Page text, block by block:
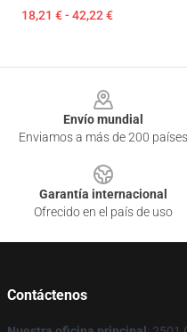
18,21 € - 42,22 €
Envío mundial
Enviamos a más de 200 países
Garantía internacional
Ofrecido en el país de uso
Contáctenos